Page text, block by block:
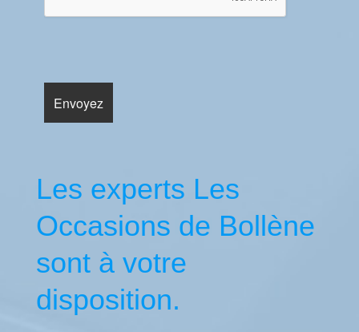
Les experts Les
Occasions de Bollène
sont à votre
disposition.